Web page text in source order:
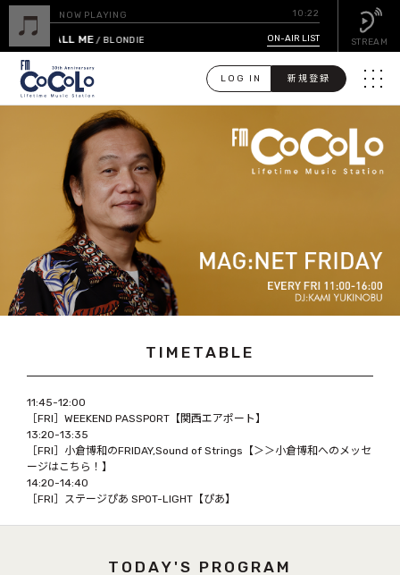
LOG IN 新規登録 メニ
PICK UP
GUEST CALENDAR
ON-AIR LIST
EVENT CALENDAR
COCOLO FEATURE
DJ
FAQ
NOW PLAYING 10:22
CALL ME/ BLONDIE ON-AIR LIST STREAM
TIMETABLE
11:45-12:00
［FRI］WEEKEND PASSPORT【関西エアポート】
13:20-13:35
［FRI］小倉博和のFRIDAY,Sound of Strings 【＞＞小倉博和へのメッセ
ージはこちら！】
14:20-14:40
［FRI］ステージぴあ SPOT-LIGHT 【ぴあ】
TODAY'S PROGRAM